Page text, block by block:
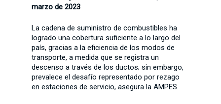
marzo de 2023
La cadena de suministro de combustibles ha
logrado una cobertura suficiente a lo largo del
país, gracias a la eficiencia de los modos de
transporte, a medida que se registra un
descenso a través de los ductos; sin embargo,
prevalece el desafío representado por rezago
en estaciones de servicio, asegura la AMPES.